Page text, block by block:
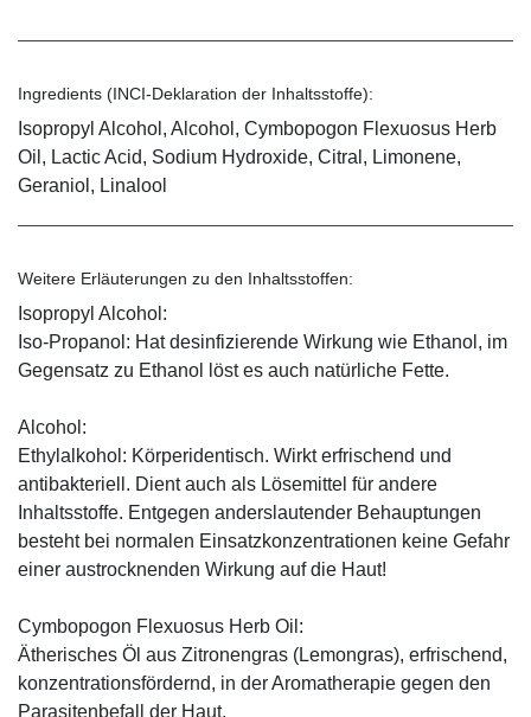
Ingredients (INCI-Deklaration der Inhaltsstoffe):
Isopropyl Alcohol, Alcohol, Cymbopogon Flexuosus Herb
Oil, Lactic Acid, Sodium Hydroxide, Citral, Limonene,
Geraniol, Linalool
Weitere Erläuterungen zu den Inhaltsstoffen:
Isopropyl Alcohol:
Iso-Propanol: Hat desinfizierende Wirkung wie Ethanol, im
Gegensatz zu Ethanol löst es auch natürliche Fette.
Alcohol:
Ethylalkohol: Körperidentisch. Wirkt erfrischend und
antibakteriell. Dient auch als Lösemittel für andere
Inhaltsstoffe. Entgegen anderslautender Behauptungen
besteht bei normalen Einsatzkonzentrationen keine Gefahr
einer austrocknenden Wirkung auf die Haut!
Cymbopogon Flexuosus Herb Oil:
Ätherisches Öl aus Zitronengras (Lemongras), erfrischend,
konzentrationsfördernd, in der Aromatherapie gegen den
Parasitenbefall der Haut.